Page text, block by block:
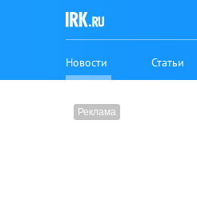
Новости Статьи